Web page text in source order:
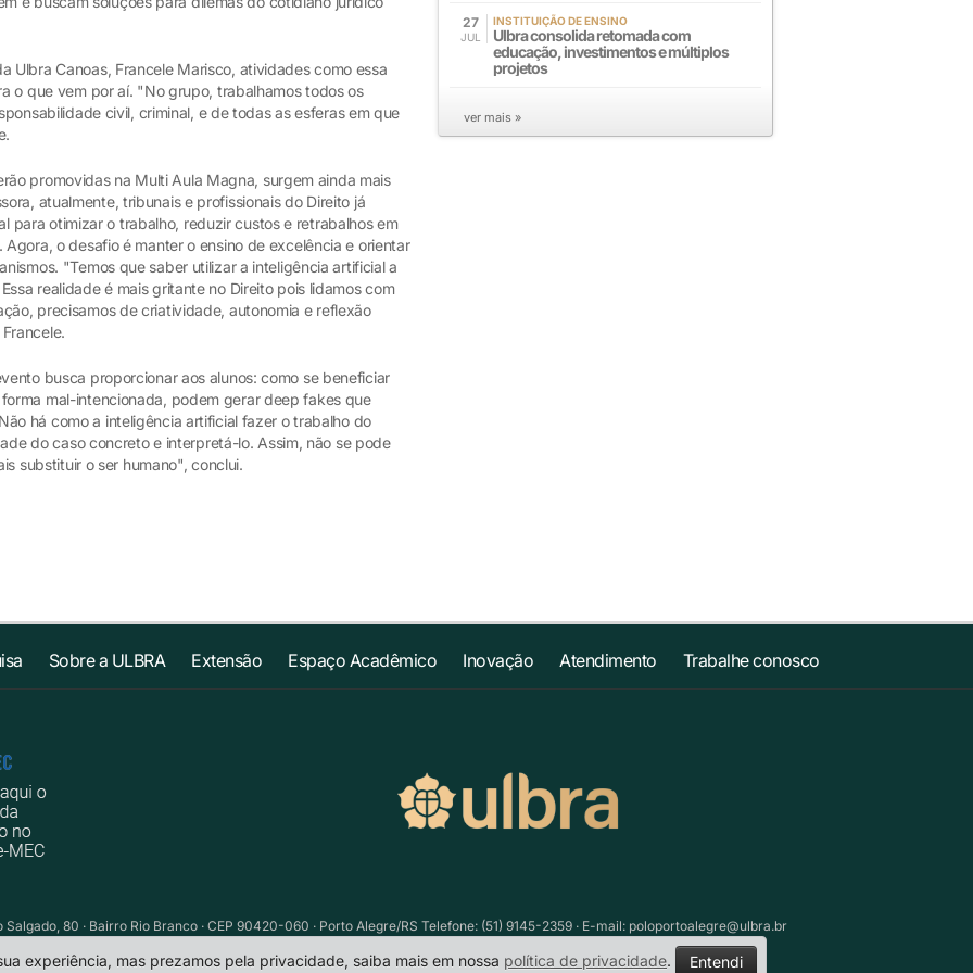
Ulbra Canoas, Francele Marisco, atividades como essa
o que vem por aí. "No grupo, trabalhamos todos os
civil, criminal, e de todas as esferas em que
promovidas na Multi Aula Magna, surgem ainda mais
atualmente, tribunais e profissionais do Direito já
para otimizar o trabalho, reduzir custos e retrabalhos em
o desafio é manter o ensino de excelência e orientar
"Temos que saber utilizar a inteligência artificial a
realidade é mais gritante no Direito pois lidamos com
precisamos de criatividade, autonomia e reflexão
busca proporcionar aos alunos: como se beneficiar
mal-intencionada, podem gerar deep fakes que
há como a inteligência artificial fazer o trabalho do
do caso concreto e interpretá-lo. Assim, não se pode
substituir o ser humano", conclui.
27
JUL
INSTITUIÇÃO DE ENSINO
Ulbra consolida retomada com
educação, investimentos e múltiplos
projetos
ver mais »
Sobre a ULBRA Extensão Espaço Acadêmico Inovação Atendimento Trabalhe conosco
80 · Bairro Rio Branco · CEP 90420-060 · Porto Alegre/RS Telefone: (51) 9145-2359 · E-mail: poloportoalegre@ulbra.br
experiência, mas prezamos pela privacidade, saiba mais em nossa política de privacidade. Entendi